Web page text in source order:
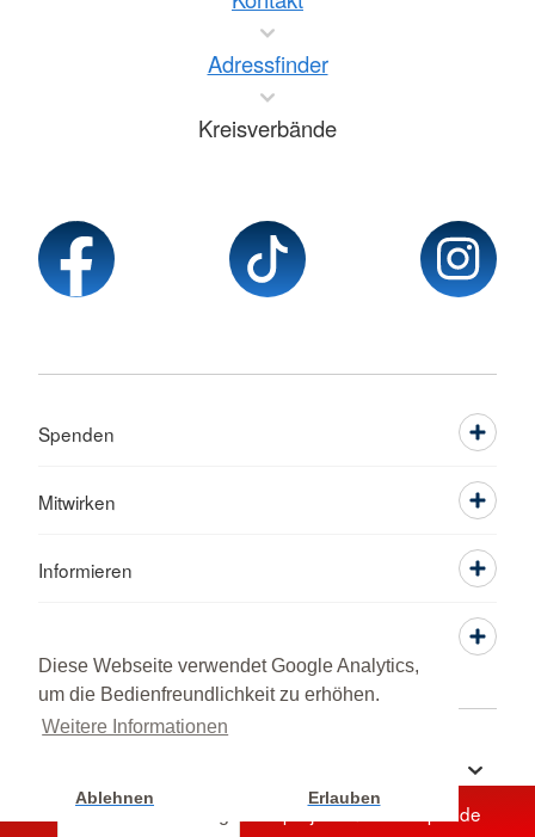
Diese Webseite verwendet Google Analytics,
um die Bedienfreundlichkeit zu erhöhen.
Weitere Informationen
Ablehnen Erlauben
Unterstützen Sie jetzt ein Hilfsprojekt mit Ihrer Spende
Adressfinder
Kreisverbände
Spenden
Mitwirken
Informieren